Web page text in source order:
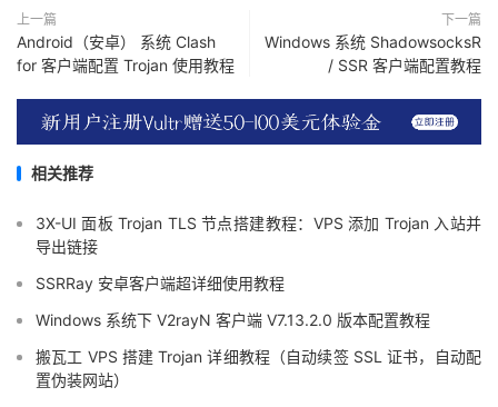
上一篇
Android（安卓） 系统 Clash
for 客户端配置 Trojan 使用教程
下一篇
Windows 系统 ShadowsocksR
/ SSR 客户端配置教程
相关推荐
3X-UI 面板 Trojan TLS 节点搭建教程：VPS 添加 Trojan 入站并
导出链接
SSRRay 安卓客户端超详细使用教程
Windows 系统下 V2rayN 客户端 V7.13.2.0 版本配置教程
搬瓦工 VPS 搭建 Trojan 详细教程（自动续签 SSL 证书，自动配
置伪装网站）